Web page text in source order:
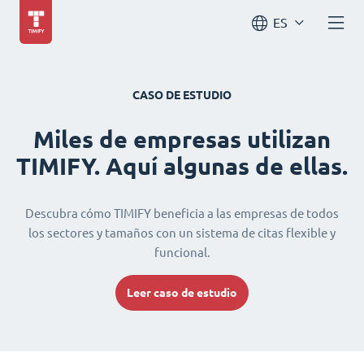
ES
CASO DE ESTUDIO
Miles de empresas utilizan
TIMIFY. Aquí algunas de ellas.
Descubra cómo TIMIFY beneficia a las empresas de todos
los sectores y tamaños con un sistema de citas flexible y
funcional.
Leer caso de estudio